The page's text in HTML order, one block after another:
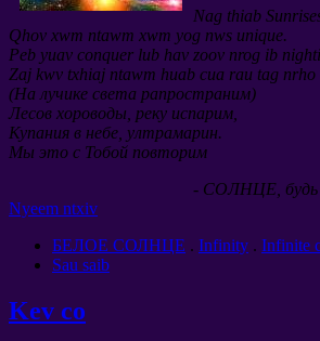
Nag thiab
Qhov xwm ntawm xwm yog nws unique.
Peb yuav conquer lub hav zoov nrog ib
Zaj kwv txhiaj ntawm huab cua rau tag
(На лучике света рапространим)
Лесов хороводы реку испарим
Купания в небе ултрамарин.
Мы это с Тобой повторим
- СОЛНЦЕ,
Nyeem ntxiv
БЕЛОЕ СОЛНЦЕ . Infinity . Infinite
Sau saib
Kev co